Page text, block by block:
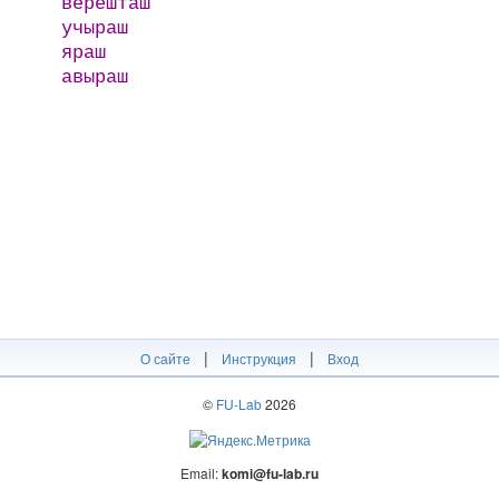
учыраш
яраш
авыраш
О сайте | Инструкция | Вход
© FU-Lab2026
Email:komi@fu-lab.ru